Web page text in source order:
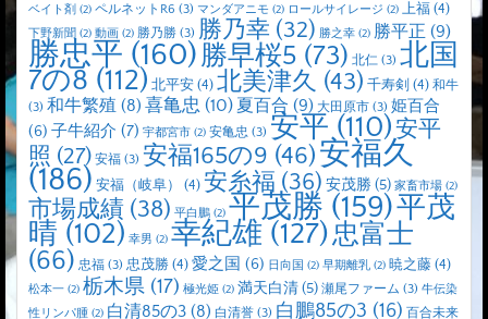
ベイト剤 (2) ペルネットR6 (3) マンダアニモ (2) ロールサイレージ (2) 上福 (4)
下野新聞 (2) 動画 (2) 勝乃勝 (3) 勝乃幸 (32) 勝之幸 (2) 勝平正 (9)
勝忠平 (160)勝早桜5 (73) 北仁 (3) 北国
7の8 (112) 北平安 (4) 北美津久 (43) 千寿剣 (4) 和牛
(3) 和牛繁殖 (8) 喜亀忠 (10) 夏百合 (9) 大田原市 (3) 姫百合
(6) 子牛紹介 (7) 宇都宮市 (2) 安亀忠 (3) 安平(110)安平
照 (27) 安福 (3) 安福165の9 (46)安福久
(186) 安福（岐阜） (4) 安糸福 (36) 安茂勝 (5) 家畜市場 (2)
市場成績 (38) 平白鵬 (2) 平茂勝 (159)平茂
晴 (102) 幸男 (2) 幸紀雄 (127)忠富士
(66) 忠福 (3) 忠茂勝 (4) 愛之国 (6) 日向国 (2) 早期離乳 (2) 暁之藤 (4)
松本一 (2) 栃木県 (17) 極光姫 (2) 満天白清(5) 瀬尾ファーム (3) 牛伝染
性リンパ腫 (2) 白清85の3 (8) 白清誉 (3) 白鵬85の3 (16) 百合未来